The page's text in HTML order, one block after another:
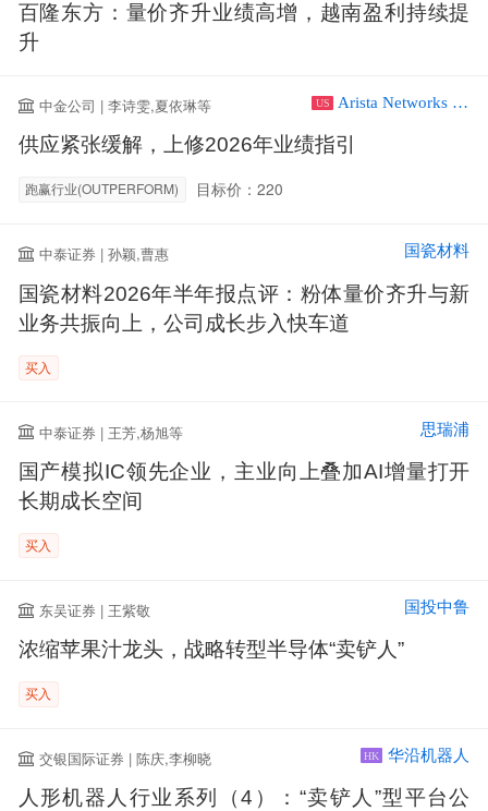
百隆东方：量价齐升业绩高增，越南盈利持续提
升
中金公司 | 李诗雯,夏依琳等 US Arista Networks Inc
供应紧张缓解，上修2026年业绩指引
跑赢行业(OUTPERFORM) 目标价：220
中泰证券 | 孙颖,曹惠 国瓷材料
国瓷材料2026年半年报点评：粉体量价齐升与新
业务共振向上，公司成长步入快车道
买入
中泰证券 | 王芳,杨旭等 思瑞浦
国产模拟IC领先企业，主业向上叠加AI增量打开
长期成长空间
买入
东吴证券 | 王紫敬 国投中鲁
浓缩苹果汁龙头，战略转型半导体“卖铲人”
买入
交银国际证券 | 陈庆,李柳晓 HK 华沿机器人
人形机器人行业系列（4）：“卖铲人”型平台公